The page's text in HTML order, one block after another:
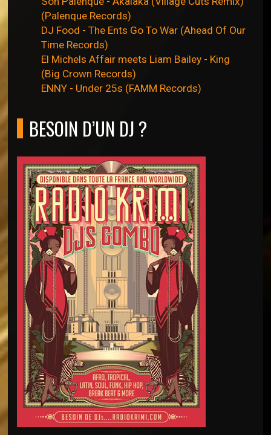
(Palenque Records)
DJ Food - The Ents Go To War (Ahead Of Our
Time Records)
El Michels Affair meets Liam Bailey - King
(Big Crown Records)
ENNY - Under 25s (FAMM Records)
BESOIN D’UN DJ ?